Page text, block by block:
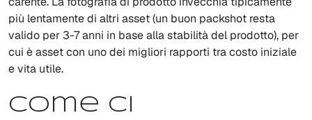
più lentamente di altri asset (un buon packshot resta
valido per 3-7 anni in base alla stabilità del prodotto), per
cui è asset con uno dei migliori rapporti tra costo iniziale
e vita utile.
Come ci